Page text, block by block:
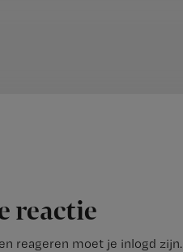
reactie
reageren moet je inlogd zijn.